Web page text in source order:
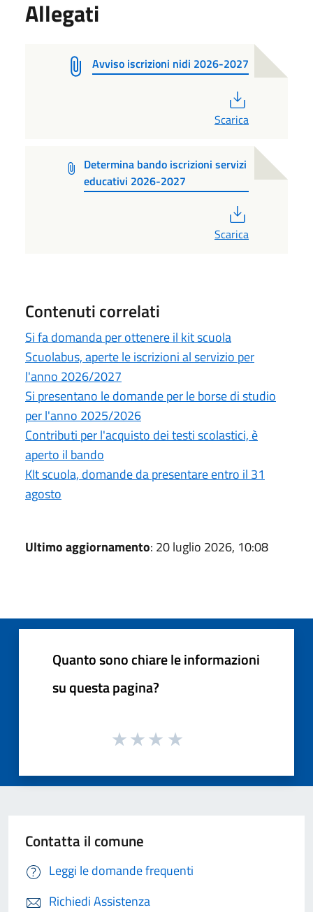
Allegati
Avviso iscrizioni nidi 2026-2027
Scarica
Determina bando iscrizioni servizi
educativi 2026-2027
Scarica
Contenuti correlati
Si fa domanda per ottenere il kit scuola
Scuolabus, aperte le iscrizioni al servizio per
l'anno 2026/2027
Si presentano le domande per le borse di studio
per l'anno 2025/2026
Contributi per l'acquisto dei testi scolastici, è
aperto il bando
KIt scuola, domande da presentare entro il 31
agosto
Ultimo aggiornamento: 20 luglio 2026, 10:08
Quanto sono chiare le informazioni
su questa pagina?
Contatta il comune
Leggi le domande frequenti
Richiedi Assistenza